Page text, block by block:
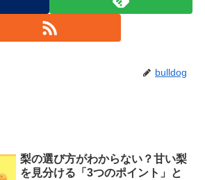
bulldog
梨の選び方がわからない？甘い梨
を見分ける「3つのポイント」と